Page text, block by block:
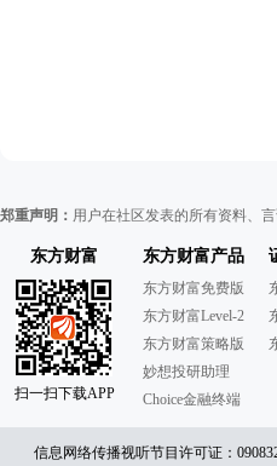
郑重声明： 用户在社区发表的所有资料、
东方财富
扫一扫下载APP
东方财富产品
东方财富免费版
东方财富Level-2
东方财富策略版
妙想投研助理
Choice金融终端
信息网络传播视听节目许可证：